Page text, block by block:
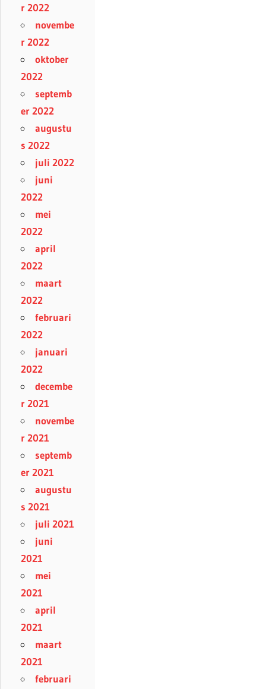
r 2022
novembe
r 2022
oktober
2022
septemb
er 2022
augustu
s 2022
juli 2022
juni
2022
mei
2022
april
2022
maart
2022
februari
2022
januari
2022
decembe
r 2021
novembe
r 2021
septemb
er 2021
augustu
s 2021
juli 2021
juni
2021
mei
2021
april
2021
maart
2021
februari